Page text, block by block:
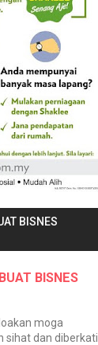
BISNES
BISNES
moga
sihat dan diberkati